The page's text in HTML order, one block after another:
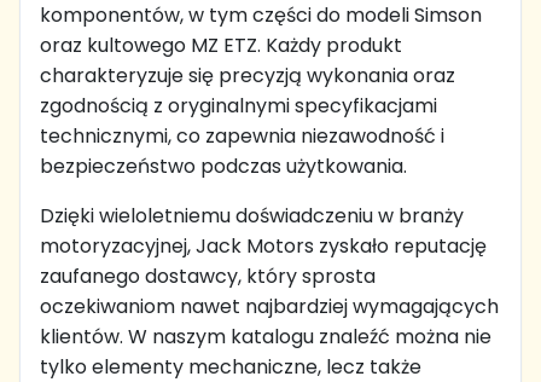
komponentów, w tym części do modeli Simson
oraz kultowego MZ ETZ. Każdy produkt
charakteryzuje się precyzją wykonania oraz
zgodnością z oryginalnymi specyfikacjami
technicznymi, co zapewnia niezawodność i
bezpieczeństwo podczas użytkowania.
Dzięki wieloletniemu doświadczeniu w branży
motoryzacyjnej, Jack Motors zyskało reputację
zaufanego dostawcy, który sprosta
oczekiwaniom nawet najbardziej wymagających
klientów. W naszym katalogu znaleźć można nie
tylko elementy mechaniczne, lecz także